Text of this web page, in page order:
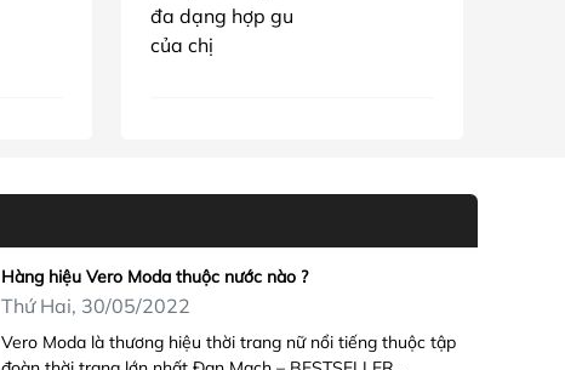
đa dạng hợp gu
của chị
Hàng hiệu Vero Moda thuộc nước nào ?
Thứ Hai, 30/05/2022
Vero Moda là thương hiệu thời trang nữ nổi tiếng thuộc tập